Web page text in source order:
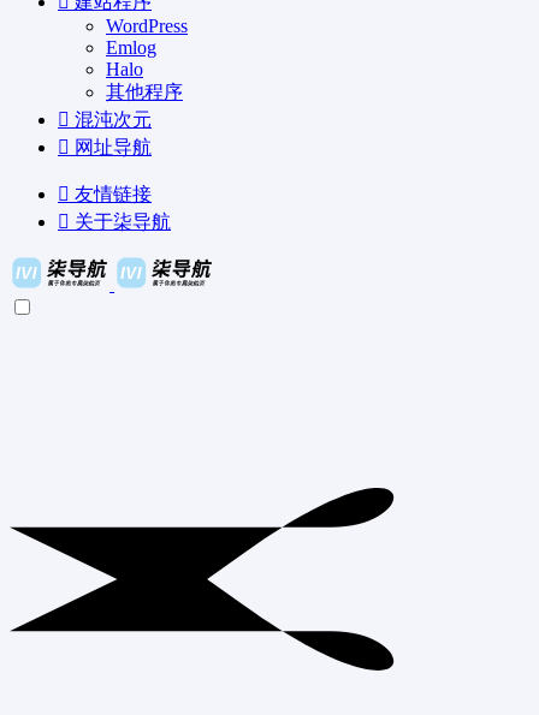
WordPress
Emlog
Halo
其他程序
混沌次元
网址导航
友情链接
关于柒导航